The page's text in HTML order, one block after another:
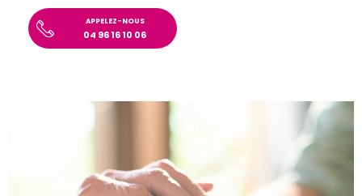
APPELEZ-NOUS
04 96 16 10 06